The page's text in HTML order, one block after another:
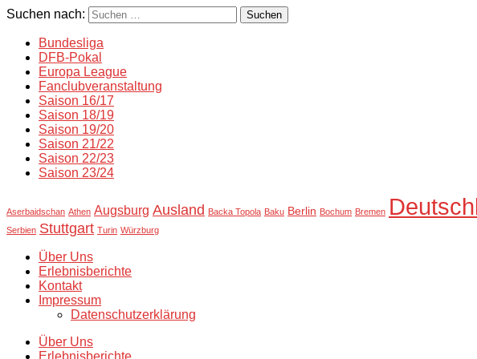
Suchen nach: Suchen
Bundesliga
DFB-Pokal
Europa League
Fanclubveranstaltung
Saison 16/17
Saison 18/19
Saison 19/20
Saison 21/22
Saison 22/23
Saison 23/24
Aserbaidschan Athen Augsburg Ausland Backa Topola Baku Berlin Bochum Bremen
Serbien Stuttgart Turin Würzburg
Über Uns
Erlebnisberichte
Kontakt
Impressum
Datenschutzerklärung
Über Uns